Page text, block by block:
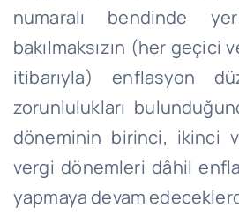
numaralı bendinde
bakılmaksızın (her geçici
itibarıyla) enflasyon
zorunlulukları
döneminin birinci, ikinci
vergi dönemleri dâhil
yapmaya devam